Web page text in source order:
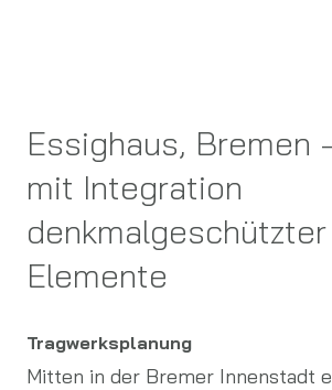
Essighaus, Bremen
mit Integration
denkmalgeschützter
Elemente
Tragwerksplanung
Mitten in der Bremer Innenstadt